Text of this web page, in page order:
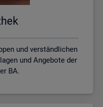
und verständlichen
und Angebote der
BA.